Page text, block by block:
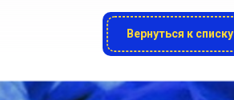
Вернуться к списку